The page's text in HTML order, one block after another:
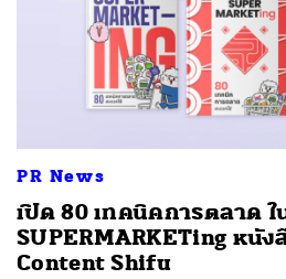
PR News
เปิด 80 เทคนิคการตลาด ใ
SUPERMARKETing หนัง
Content Shifu